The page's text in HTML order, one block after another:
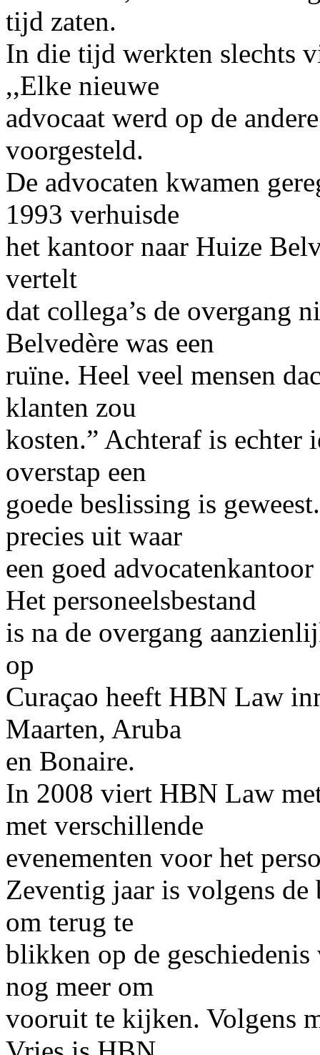
tijd zaten.
In die tijd werkten slechts
,,Elke nieuwe
advocaat werd op de
voorgesteld.
De advocaten kwamen
1993 verhuisde
het kantoor naar Huize
vertelt
dat collega’s de overgang
Belvedère was een
ruïne. Heel veel mensen
klanten zou
kosten.” Achteraf is echter
overstap een
goede beslissing is
precies uit waar
een goed
Het personeelsbestand
is na de overgang
op
Curaçao heeft HBN Law
Maarten, Aruba
en Bonaire.
In 2008 viert HBN Law
met verschillende
evenementen voor het
Zeventig jaar is volgens
om terug te
blikken op de
nog meer om
vooruit te kijken. Volgens